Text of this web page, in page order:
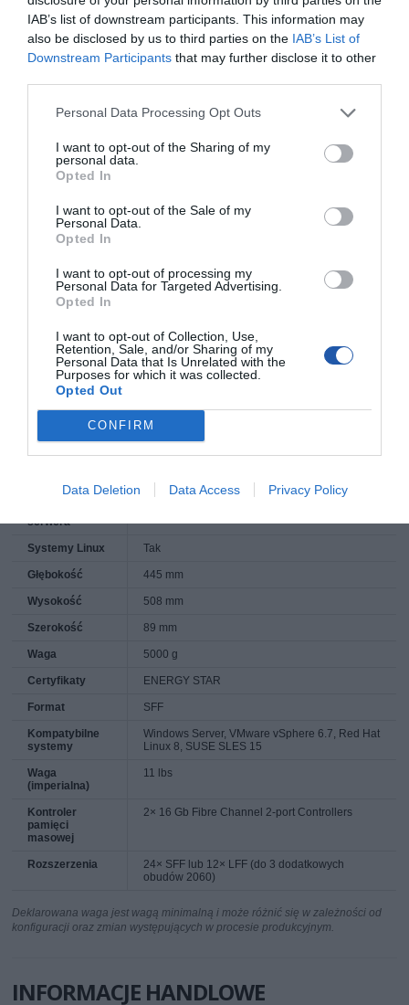
IAB’s list of downstream participants. This information may
also be disclosed by us to third parties on the IAB’s List of
Downstream Participants that may further disclose it to other
Personal Data Processing Opt Outs
I want to opt-out of the Sharing of my
personal data.
Opted In
I want to opt-out of the Sale of my
Personal Data.
Opted In
I want to opt-out of processing my
Personal Data for Targeted Advertising.
Opted In
I want to opt-out of Collection, Use,
Retention, Sale, and/or Sharing of my
Personal Data that Is Unrelated with the
Purposes for which it was collected.
Opted Out
CONFIRM
Data Deletion Data Access Privacy Policy
SPECYFIKACJA
Parametr
typy nośników
Maksymalna
pojemność
737 TB
Fibre Channel Tak
Systemy
serwera
Windows Server 2016, 2019, 2022
Systemy Linux Tak
Głębokość 445 mm
Wysokość 508 mm
Szerokość 89 mm
Waga 5000 g
Certyfikaty ENERGY STAR
Format SFF
Kompatybilne
systemy
Windows Server, VMware vSphere 6.7, Red Hat
Linux 8, SUSE SLES 15
Waga
(imperialna)
11 lbs
Kontroler
pamięci
masowej
2× 16 Gb Fibre Channel 2-port Controllers
Rozszerzenia
24× SFF lub 12× LFF (do 3 dodatkowych
obudów 2060)
Deklarowana waga jest wagą minimalną i może różnić się w zależności od
konfiguracji oraz zmian występujących w procesie produkcyjnym.
INFORMACJE HANDLOWE